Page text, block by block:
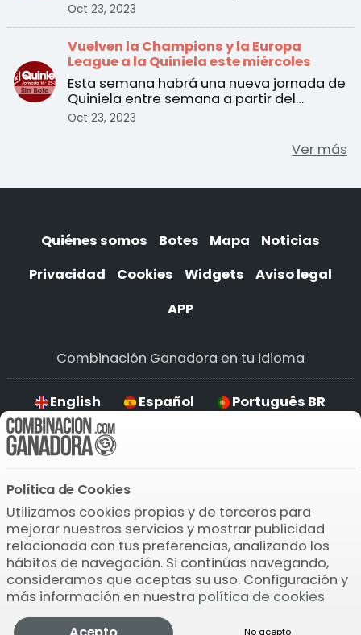
Oct 23, 2023
Vuelven la Champions y la Europa
League a la Quiniela este miércoles
Esta semana habrá una nueva jornada de
Quiniela entre semana a partir del
Oct 23, 2023
Ver más
Quiénes somos Botes Mapa
Noticias
Privacidad
Cookies Widgets
Aviso legal
APP
Combinación Ganadora en tu idioma
English Español Português BR
Descarga la APP
Política de Cookies
Utilizamos cookies propias y de terceros para
mejorar nuestros servicios y mostrar publicidad
relacionada con tus preferencias, analizando los
hábitos de navegación. Si continúas navegando,
consideramos que aceptas su uso. Configuración y
más información en nuestra política de cookies
No acepto